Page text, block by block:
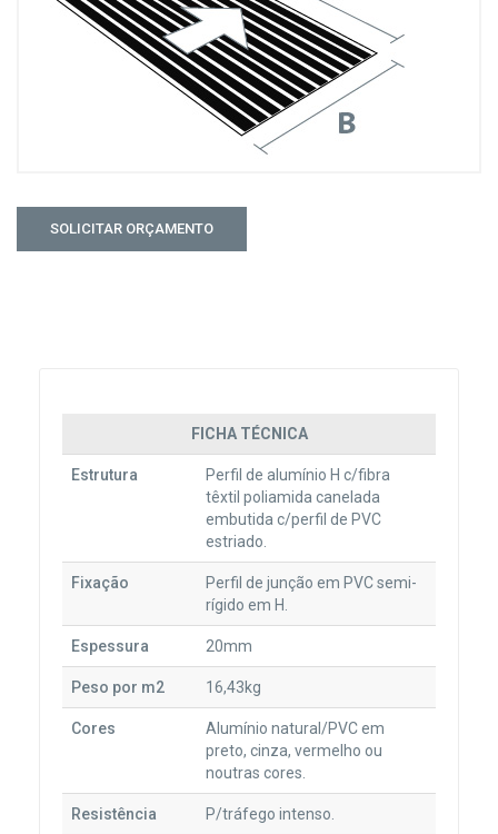
FICHA TÉCNICA
Estrutura
Perfil de alumínio H c/fibra
têxtil poliamida canelada
embutida c/perfil de PVC
estriado.
Fixação
Perfil de junção em PVC semi-
rígido em H.
Espessura 20mm
Peso por m2 16,43kg
Cores
Alumínio natural/PVC em
preto, cinza, vermelho ou
noutras cores.
Resistência P/tráfego intenso.